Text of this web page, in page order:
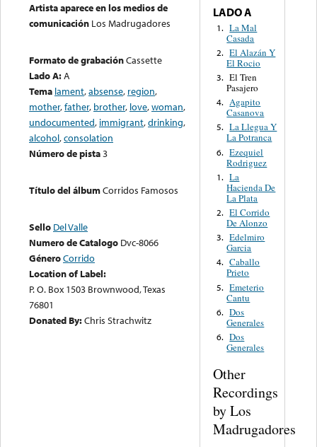
Artista aparece en los medios de
comunicación Los Madrugadores
Formato de grabaciónCassette
Lado A:A
Tema lament,absense, region,
mother,father, brother, love,woman,
undocumented, immigrant,drinking,
alcohol,consolation
Número de pista3
Título del álbumCorridos Famosos
Sello Del Valle
Numero de Catalogo Dvc-8066
GéneroCorrido
Location of Label:
P. O. Box 1503 Brownwood, Texas
76801
Donated By:Chris Strachwitz
LADO A
1. La Mal
Casada
2. El Alazán Y
El Rocio
3. El Tren
Pasajero
4. Agapito
Casanova
5. La Llegua Y
La Potranca
6. Ezequiel
Rodriguez
1. La
Hacienda De
La Plata
2. El Corrido
De Alonzo
3. Edelmiro
Garcia
4. Caballo
Prieto
5. Emeterio
Cantu
6. Dos
Generales
6. Dos
Generales
Other
Recordings
by Los
Madrugadores